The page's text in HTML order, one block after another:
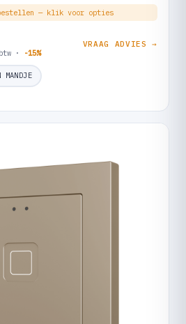
— klik voor opties
· -15%
VRAAG ADVIES →